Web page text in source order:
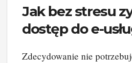
Jak bez stresu
dostęp do e-
Zdecydowanie nie